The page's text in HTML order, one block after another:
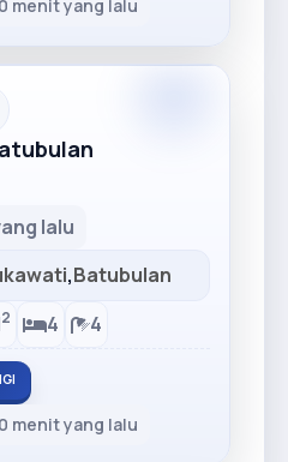
menit yang lalu
lalu
,Batubulan
2 4 4
menit yang lalu